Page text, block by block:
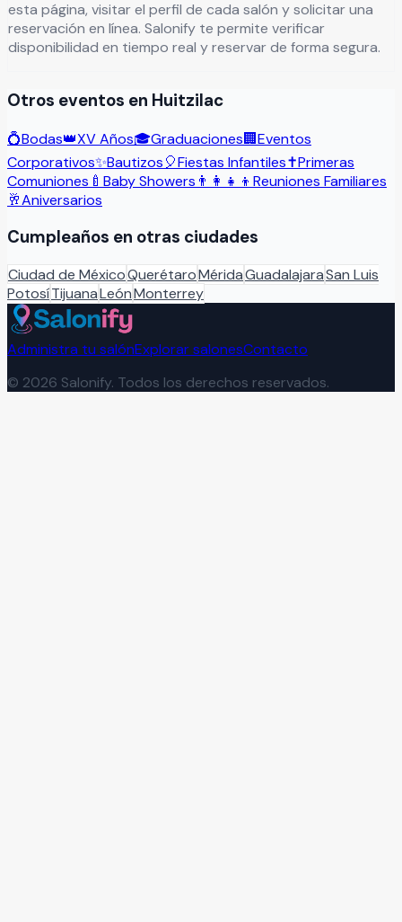
esta página, visitar el perfil de cada salón y solicitar una
reservación en línea. Salonify te permite verificar
disponibilidad en tiempo real y reservar de forma segura.
Otros eventos en Huitzilac
💍Bodas👑XV Años🎓Graduaciones🏢Eventos
Corporativos✨Bautizos🎈Fiestas Infantiles✝️Primeras
Comuniones 🍼 Baby Showers 👨‍👩‍👧‍👦 Reuniones Familiares
🥂Aniversarios
Cumpleaños en otras ciudades
Ciudad de MéxicoQuerétaroMéridaGuadalajaraSan Luis
PotosíTijuanaLeónMonterrey
Administra tu salónExplorar salonesContacto
© 2026 Salonify. Todos los derechos reservados.